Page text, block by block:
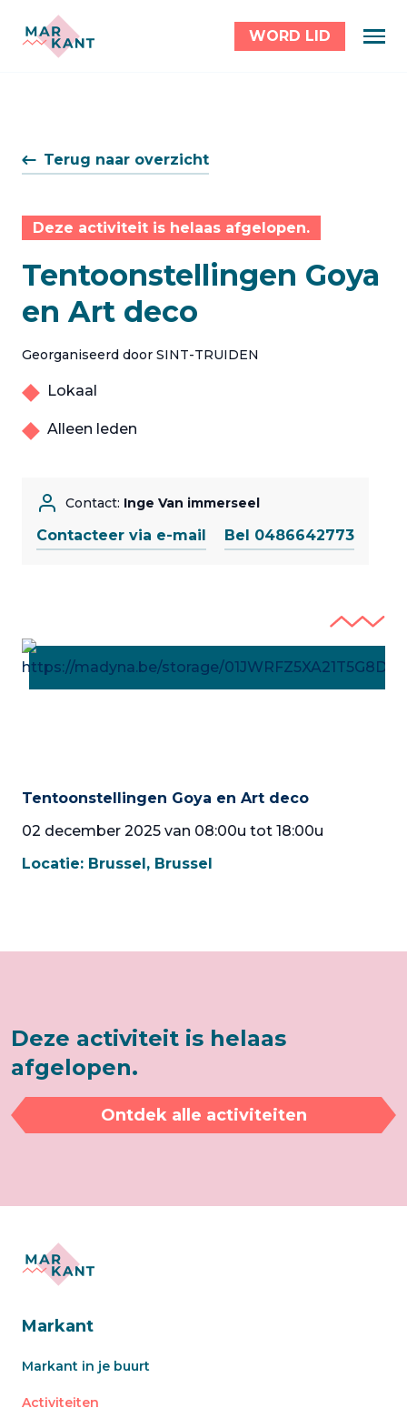
WORD LID
Terug naar overzicht
Deze activiteit is helaas afgelopen.
Tentoonstellingen Goya
en Art deco
Georganiseerd door SINT-TRUIDEN
Lokaal
Alleen leden
Contact: Inge Van immerseel
Contacteer via e-mail Bel 0486642773
Tentoonstellingen Goya en Art deco
02 december 2025 van 08:00u tot 18:00u
Locatie: Brussel, Brussel
Deze activiteit is helaas
afgelopen.
Ontdek alle activiteiten
Markant
Markant in je buurt
Activiteiten